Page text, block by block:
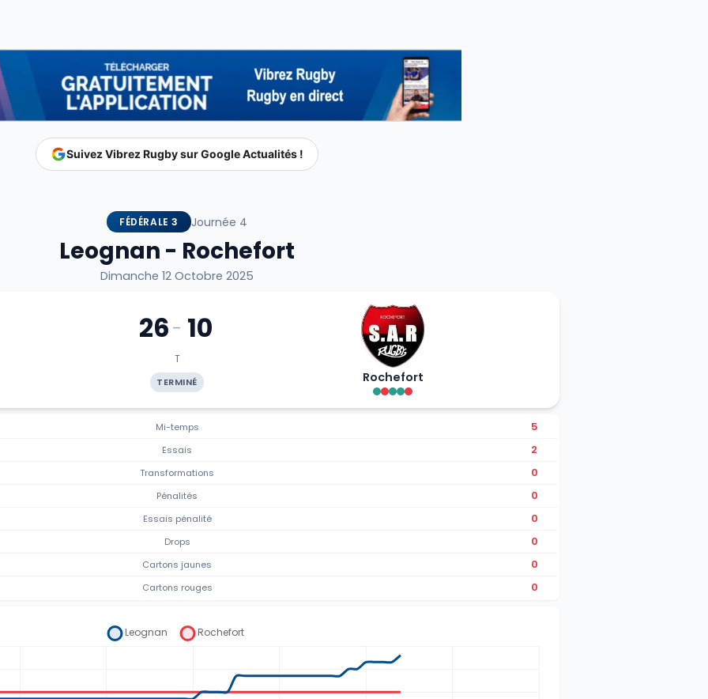
Suivez Vibrez Rugby sur Google Actualités !
FÉDÉRALE 3 Journée 4
Leognan - Rochefort
Dimanche 12 Octobre 2025
26- 10
T
TERMINÉ Rochefort
Mi-temps
5
Essais
2
Transformations
0
Pénalités
0
Essais pénalité
0
Drops
0
Cartons jaunes
0
Cartons rouges 0